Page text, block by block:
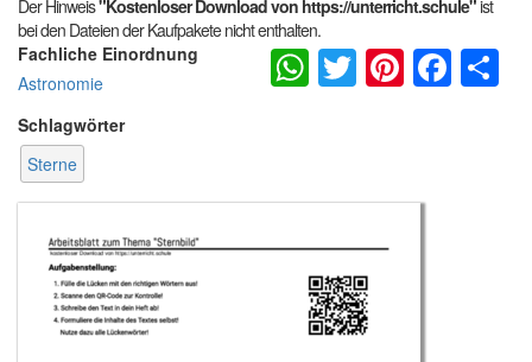
Der Hinweis"Kostenloser Download von https://unterricht.schule"ist
bei den Dateien der Kaufpakete nicht enthalten.
Fachliche Einordnung
Astronomie
Schlagwörter
Sterne
WhatsApp
Twitter